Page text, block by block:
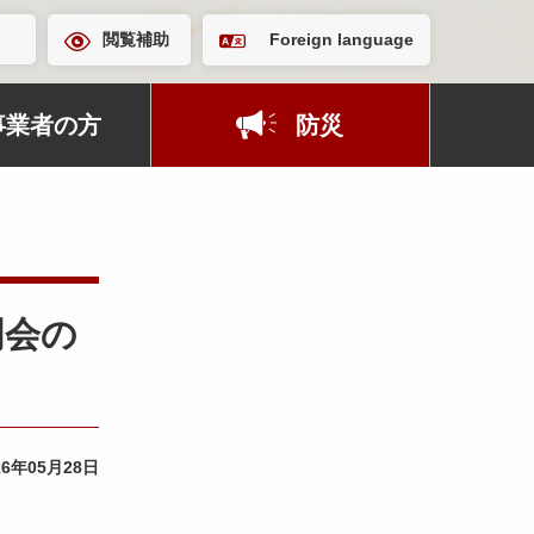
閲覧補助 Foreign language
業者の方 防災
の
年05月28日